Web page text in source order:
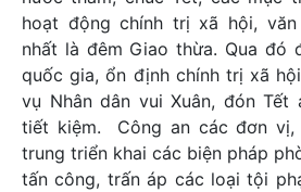
hoạt động chính trị xã hội,
nhất là đêm Giao thừa. Qua đó
quốc gia, ổn định chính trị xã
vụ Nhân dân vui Xuân, đón Tết
tiết kiệm. Công an các đơn vị,
trung triển khai các biện pháp
tấn công, trấn áp các loại tội